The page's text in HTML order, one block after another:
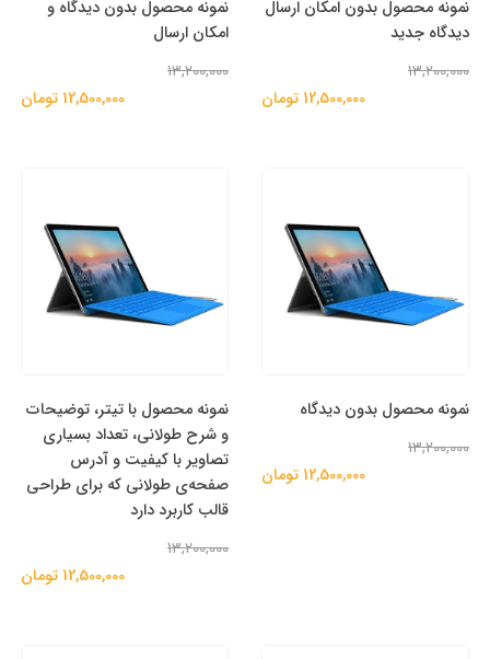
نمونه محصول بدون امکان ارسال
دیدگاه جدید
13,200,000
12,500,000 تومان
نمونه محصول بدون دیدگاه و
امکان ارسال
13,200,000
12,500,000 تومان
نمونه محصول بدون دیدگاه
13,200,000
12,500,000 تومان
نمونه محصول با تیتر، توضیحات
و شرح طولانی، تعداد بسیاری
تصاویر با کیفیت و آدرس
صفحه‌ی طولانی که برای طراحی
قالب کاربرد دارد
13,200,000
12,500,000 تومان